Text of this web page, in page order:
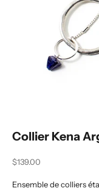
Collier Kena
Prix de vente
$139.00
Ensemble de colliers